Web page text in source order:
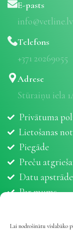
Lai nodrošinātu vislabāko
E-pasts
info@vetline.lv
Telefons
+371 20269055
Adrese
Stūraiņu iela
Privātuma
Lietošanas
Piegāde
Preču
Datu apstrāde
Par mums
Sīkdatnes